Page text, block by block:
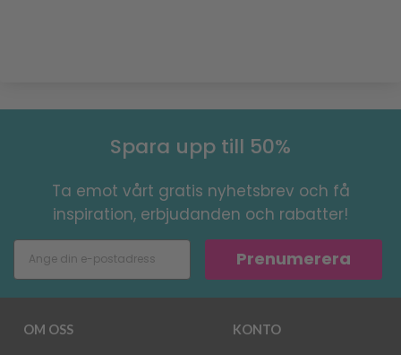
Spara upp till 50%
Ta emot vårt gratis nyhetsbrev och få
inspiration, erbjudanden och rabatter!
Prenumerera
OM OSS KONTO